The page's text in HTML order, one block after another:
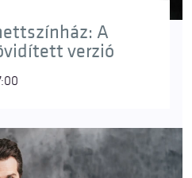
A
verzió